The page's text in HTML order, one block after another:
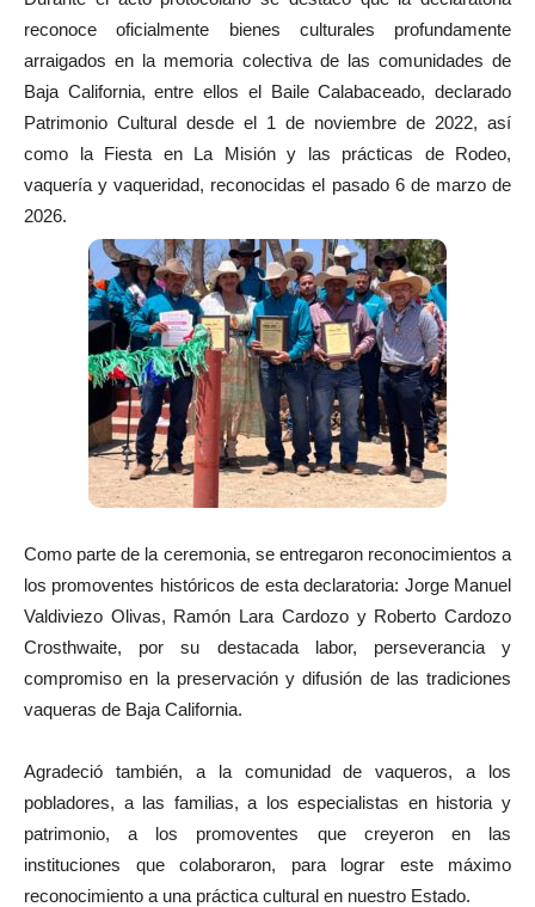
reconoce oficialmente bienes culturales profundamente
arraigados en la memoria colectiva de las comunidades de
Baja California, entre ellos el Baile Calabaceado, declarado
Patrimonio Cultural desde el 1 de noviembre de 2022, así
como la Fiesta en La Misión y las prácticas de Rodeo,
vaquería y vaqueridad, reconocidas el pasado 6 de marzo de
2026.
Como parte de la ceremonia, se entregaron reconocimientos a
los promoventes históricos de esta declaratoria: Jorge Manuel
Valdiviezo Olivas, Ramón Lara Cardozo y Roberto Cardozo
Crosthwaite, por su destacada labor, perseverancia y
compromiso en la preservación y difusión de las tradiciones
vaqueras de Baja California.
Agradeció también, a la comunidad de vaqueros, a los
pobladores, a las familias, a los especialistas en historia y
patrimonio, a los promoventes que creyeron en las
instituciones que colaboraron, para lograr este máximo
reconocimiento a una práctica cultural en nuestro Estado.